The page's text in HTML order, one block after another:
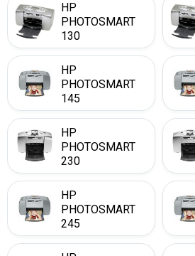
HP
PHOTOSMART
130
HP
PHOTOSMART
145
HP
PHOTOSMART
230
HP
PHOTOSMART
245